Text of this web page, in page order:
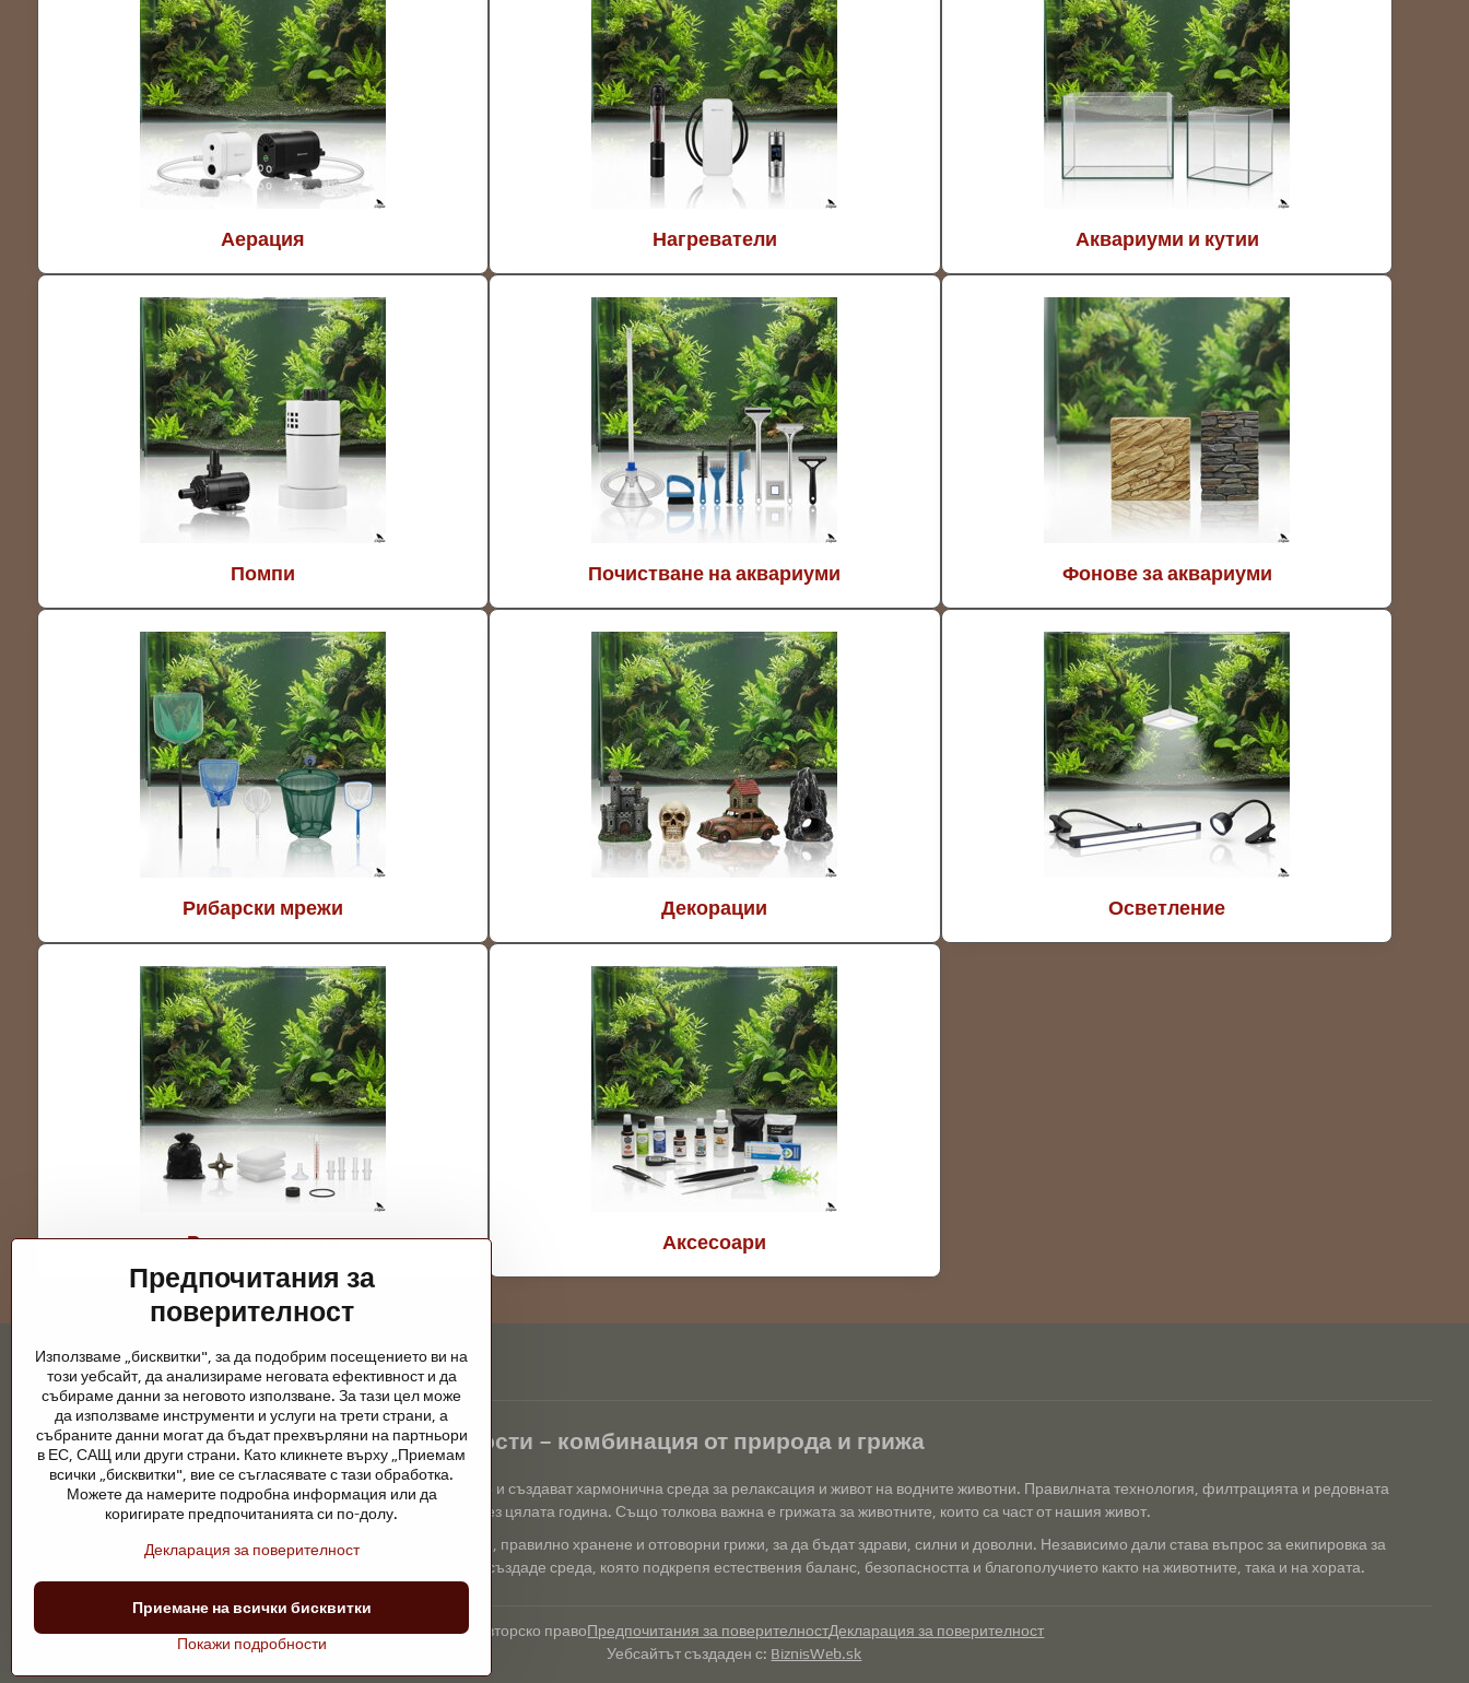
Аерация Нагреватели Аквариуми и кутии
Помпи Почистване на аквариуми Фонове за аквариуми
Рибарски мрежи Декорации Осветление
Резервни части Аксесоари
Градински езера и конски принадлежности – комбинация от природа и грижа
Градинските езера са красиво допълнение към всеки екстериор и създават хармонична среда за релаксация и живот на водните животни. Правилната технология, филтрацията и редовната
поддръжка са ключови за чиста вода и здравословно езерце през цялата година. Също толкова важна е грижата за животните, които са част от нашия живот.
Конете се нуждаят от висококачествени конски принадлежности, правилно хранене и отговорни грижи, за да бъдат здрави, силни и доволни. Независимо дали става въпрос за екипировка за
ездачи, развъдчици или любители на природата, целта е да се създаде среда, която подкрепя естествения баланс, безопасността и благополучието както на животните, така и на хората.
©2026 Авторско правоПредпочитания за поверителностДекларация за поверителност
Уебсайтът създаден с: BiznisWeb.sk
Предпочитания за
поверителност
Използваме „бисквитки", за да подобрим посещението ви на
този уебсайт, да анализираме неговата ефективност и да
събираме данни за неговото използване. За тази цел може
да използваме инструменти и услуги на трети страни, а
събраните данни могат да бъдат прехвърляни на партньори
в ЕС, САЩ или други страни. Като кликнете върху „Приемам
всички „бисквитки", вие се съгласявате с тази обработка.
Можете да намерите подробна информация или да
коригирате предпочитанията си по-долу.
Декларация за поверителност
Покажи подробности
Приемане на всички бисквитки